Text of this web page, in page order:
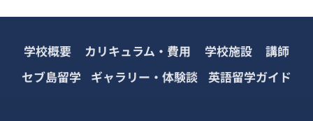
学校概要 カリキュラム・費用 学校施設
講師
セブ島留学 ギャラリー・体験談 英語留学ガイド